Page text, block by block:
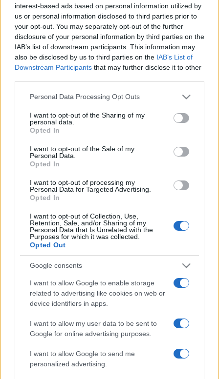
interest-based ads based on personal information utilized by
us or personal information disclosed to third parties prior to
your opt-out. You may separately opt-out of the further
disclosure of your personal information by third parties on the
IAB’s list of downstream participants. This information may
also be disclosed by us to third parties on the IAB’s List of
Downstream Participants that may further disclose it to other
Please note that this website/app uses one or more Google
not limited to your visit or usage behaviour. You may click to
grant or deny consent to Google and its third-party tags to
use your data for below specified purposes in below Google
consent section.
Personal Data Processing Opt Outs
I want to opt-out of the Sharing of my
personal data.
Opted In
I want to opt-out of the Sale of my
Personal Data.
Opted In
I want to opt-out of processing my
Personal Data for Targeted Advertising.
Opted In
I want to opt-out of Collection, Use,
Retention, Sale, and/or Sharing of my
Personal Data that Is Unrelated with the
Purposes for which it was collected.
Opted Out
Google consents
I want to allow Google to enable storage
related to advertising like cookies on web or
device identifiers in apps.
I want to allow my user data to be sent to
Google for online advertising purposes.
I want to allow Google to send me
personalized advertising.
LEGFRISSEBB
Helyi hírek
Amire többmillióan vártunk: szombattól
másodfokúra csökken a riasztás
Országos hírek
továbbképzésekkel erősít a Gál Ferenc
Egyetem
Országos hírek
HÍRDETÉS
HÍRDETÉS
LEGOLVASOTTABB
Kecskeméten is szakirányú
továbbképzésekkel erősít a Gál Ferenc